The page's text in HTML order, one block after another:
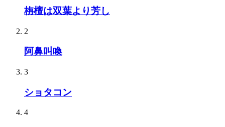
栴檀は双葉より芳し
2
阿鼻叫喚
3
ショタコン
4